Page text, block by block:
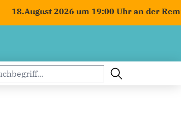
18.August 2026 um 19:00 Uhr an der